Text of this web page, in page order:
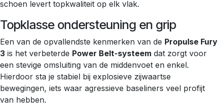
schoen levert topkwaliteit op elk vlak.
Topklasse ondersteuning en grip
Een van de opvallendste kenmerken van de Propulse Fury
3 is het verbeterde Power Belt-systeem dat zorgt voor
een stevige omsluiting van de middenvoet en enkel.
Hierdoor sta je stabiel bij explosieve zijwaartse
bewegingen, iets waar agressieve baseliners veel profijt
van hebben.